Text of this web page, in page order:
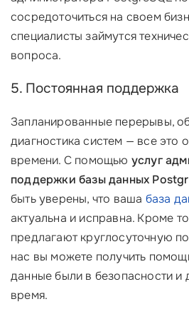
сосредоточиться на своем
специалисты займутся
вопроса.
5. Постоянная поддержка
Запланированные перерывы,
диагностика систем — все это
времени. С помощью услуг
поддержки базы данных
быть уверены, что ваша база
актуальна и исправна. Кроме
предлагают круглосуточную
нас вы можете получить
данные были в безопасности
время.